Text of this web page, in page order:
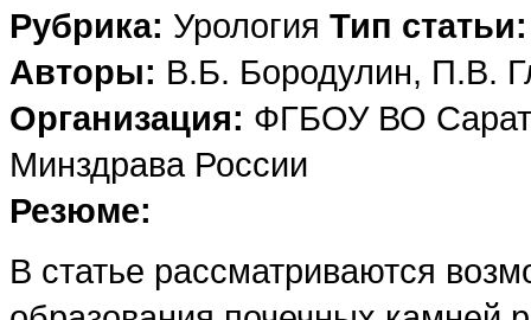
Рубрика: Урология Тип статьи:
Авторы: В.Б. Бородулин, П.В.
Организация: ФГБОУ ВО
Минздрава России
Резюме:
В статье рассматриваются